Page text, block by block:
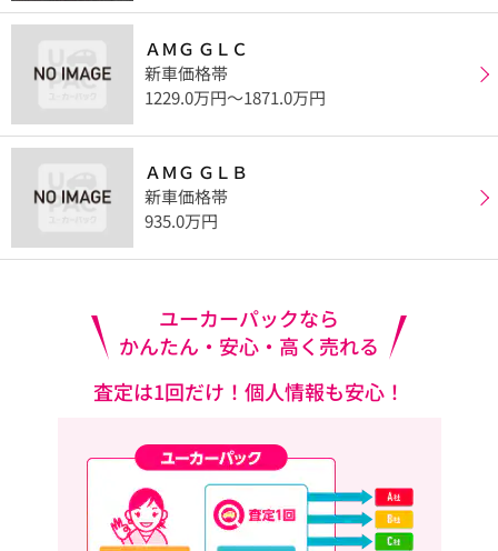
ＡＭＧ ＧＬＣ
新車価格帯
1229.0万円〜1871.0万円
ＡＭＧ ＧＬＢ
新車価格帯
935.0万円
ユーカーパックなら
かんたん・安心・高く売れる
査定は1回だけ！個人情報も安心！